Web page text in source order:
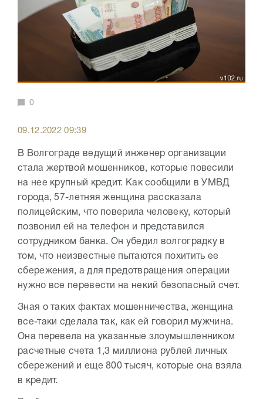
0
09.12.2022 09:39
В Волгограде ведущий инженер организации
стала жертвой мошенников, которые повесили
на нее крупный кредит. Как сообщили в УМВД
города, 57-летняя женщина рассказала
полицейским, что поверила человеку, который
позвонил ей на телефон и представился
сотрудником банка. Он убедил волгоградку в
том, что неизвестные пытаются похитить ее
сбережения, а для предотвращения операции
нужно все перевести на некий безопасный счет.
Зная о таких фактах мошенничества, женщина
все-таки сделала так, как ей говорил мужчина.
Она перевела на указанные злоумышленником
расчетные счета 1,3 миллиона рублей личных
сбережений и еще 800 тысяч, которые она взяла
в кредит.